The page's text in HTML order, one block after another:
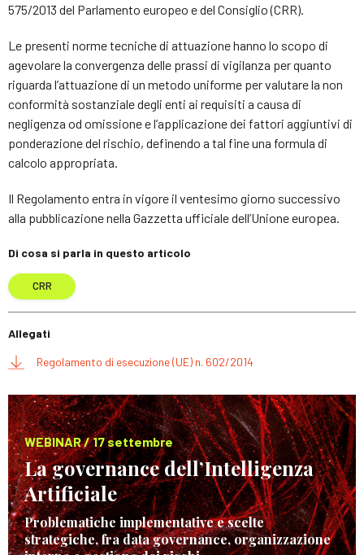
575/2013 del Parlamento europeo e del Consiglio (CRR).
Le presenti norme tecniche di attuazione hanno lo scopo di
agevolare la convergenza delle prassi di vigilanza per quanto
riguarda l’attuazione di un metodo uniforme per valutare la non
conformità sostanziale degli enti ai requisiti a causa di
negligenza od omissione e l’applicazione dei fattori aggiuntivi di
ponderazione del rischio, definendo a tal fine una formula di
calcolo appropriata.
Il Regolamento entra in vigore il ventesimo giorno successivo
alla pubblicazione nella Gazzetta ufficiale dell’Unione europea.
Di cosa si parla in questo articolo
CRR
Allegati
Regolamento di esecuzione (UE) n. 602/2014
WEBINAR / 17 settembre
La governance dell’Intelligenza
Artificiale
Problematiche implementative e scelte
strategiche, fra data governance, organizzazione